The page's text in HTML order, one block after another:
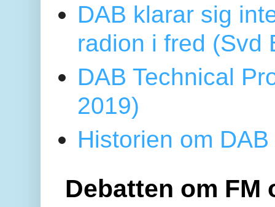
DAB klarar sig
radion i fred (Svd
DAB Technical
2019)
Historien om
Debatten om FM